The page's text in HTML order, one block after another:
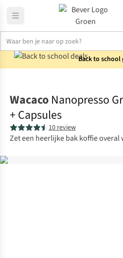
Back to school
Wacaco Nanopresso
+ Capsules
10 review
Zet een heerlijke bak koffie overal